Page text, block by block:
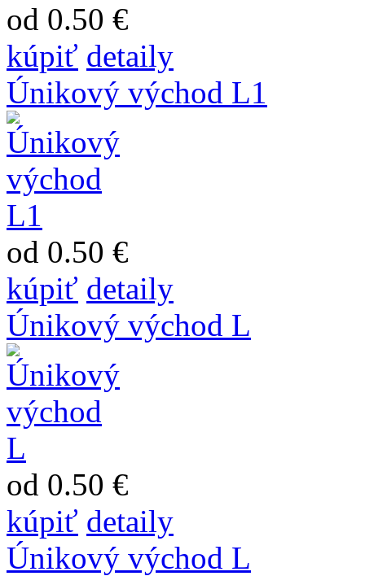
od 0.50 €
kúpiť detaily
Únikový východ L1
od 0.50 €
kúpiť detaily
Únikový východ L
od 0.50 €
kúpiť detaily
Únikový východ L